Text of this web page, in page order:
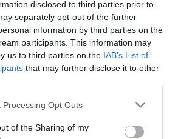
disclosed to third parties prior to
separately opt-out of the further
information by third parties on the
participants. This information may
us to third parties on the IAB’s List of
that may further disclose it to other
Processing Opt Outs
of the Sharing of my
e-mail σας τα τελευταία νέα για
Πολιτισμό!
το Culturenow.gr